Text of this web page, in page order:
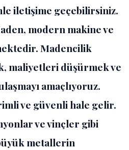
iletişime geçebilirsiniz.
modern makine ve
Madencilik
maliyetleri düşürmek ve
amaçlıyoruz.
ve güvenli hale gelir.
ve vinçler gibi
metallerin